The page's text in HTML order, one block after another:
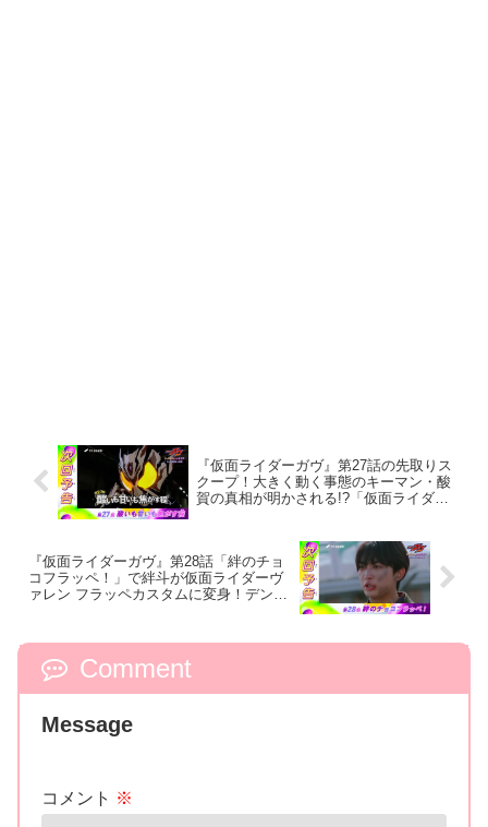
『仮面ライダーガヴ』第27話の先取りス
クープ！大きく動く事態のキーマン・酸
賀の真相が明かされる!?「仮面ライダー
『仮面ライダーガヴ』第28話「絆のチョ
コフラッペ！」で絆斗が仮面ライダーヴ
ァレン フラッペカスタムに変身！デンテ
Comment
Message
コメント ※